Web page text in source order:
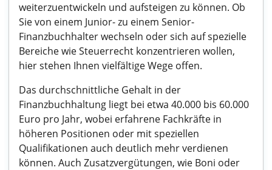
weiterzuentwickeln und aufsteigen zu können. Ob
Sie von einem Junior- zu einem Senior-
Finanzbuchhalter wechseln oder sich auf spezielle
Bereiche wie Steuerrecht konzentrieren wollen,
hier stehen Ihnen vielfältige Wege offen.
Das durchschnittliche Gehalt in der
Finanzbuchhaltung liegt bei etwa 40.000 bis 60.000
Euro pro Jahr, wobei erfahrene Fachkräfte in
höheren Positionen oder mit speziellen
Qualifikationen auch deutlich mehr verdienen
können. Auch Zusatzvergütungen, wie Boni oder